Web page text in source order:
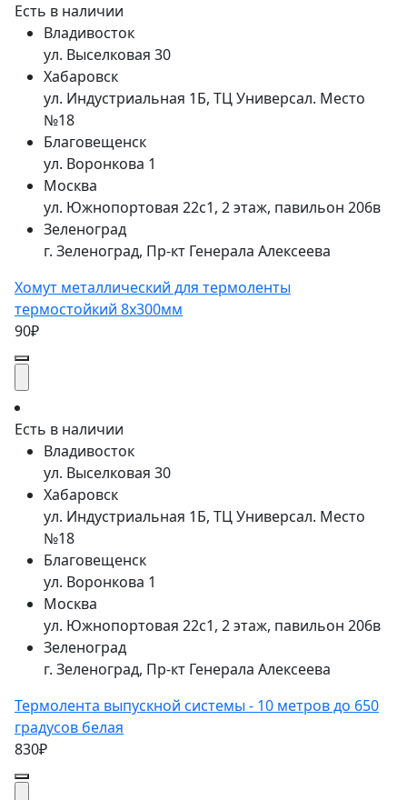
Есть в наличии
Владивосток
ул. Выселковая 30
Хабаровск
ул. Индустриальная 1Б, ТЦ Универсал. Место
№18
Благовещенск
ул. Воронкова 1
Москва
ул. Южнопортовая 22с1, 2 этаж, павильон 206в
Зеленоград
г. Зеленоград, Пр-кт Генерала Алексеева
Хомут металлический для термоленты
термостойкий 8х300мм
90₽
Есть в наличии
Владивосток
ул. Выселковая 30
Хабаровск
ул. Индустриальная 1Б, ТЦ Универсал. Место
№18
Благовещенск
ул. Воронкова 1
Москва
ул. Южнопортовая 22с1, 2 этаж, павильон 206в
Зеленоград
г. Зеленоград, Пр-кт Генерала Алексеева
Термолента выпускной системы - 10 метров до 650
градусов белая
830₽